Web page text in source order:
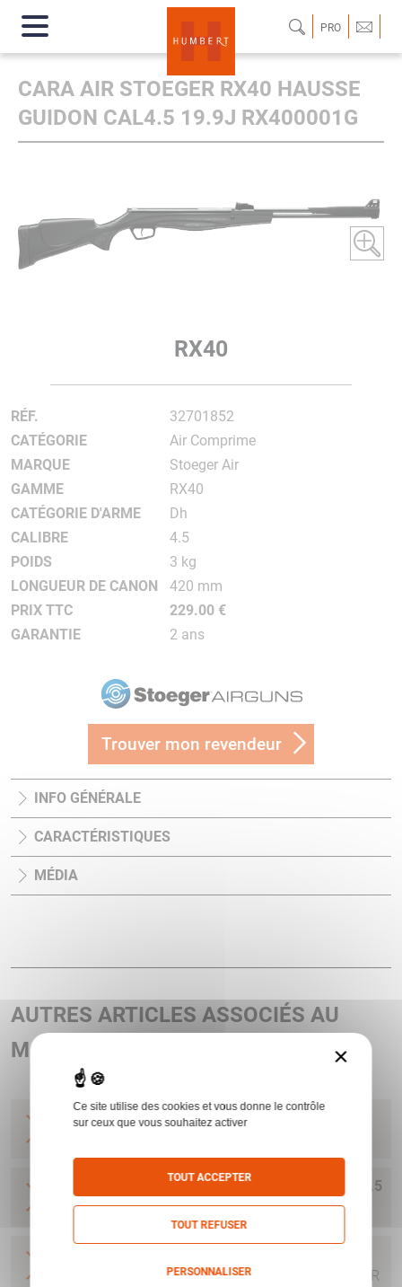
PRO
CARA AIR STOEGER RX40 HAUSSE
GUIDON CAL4.5 19.9J RX400001G
RX40
RÉF.
32701852
CATÉGORIE
Air Comprime
MARQUE
Stoeger Air
GAMME
RX40
CATÉGORIE D'ARME
Dh
CALIBRE
4.5
POIDS
3 kg
LONGUEUR DE CANON
420 mm
PRIX TTC
229.00 €
GARANTIE
2 ans
Trouver mon revendeur
INFO GÉNÉRALE
CARACTÉRISTIQUES
MÉDIA
AUTRES ARTICLES ASSOCIÉS AU
MODÈLE RX40
CARA AIR STOEGER RX40 BOIS COMBO 3-9X40
CARA AIR STOEGER RX40 COMBO 3-9X40 CAL4.5
19.9J RX400003G STOEGER AIR
GUIDON CAL4.5 19.9J RX405001G
STOEGER AIR
×
Ce site utilise des cookies et vous donne le contrôle
sur ceux que vous souhaitez activer
TOUT ACCEPTER
TOUT REFUSER
PERSONNALISER